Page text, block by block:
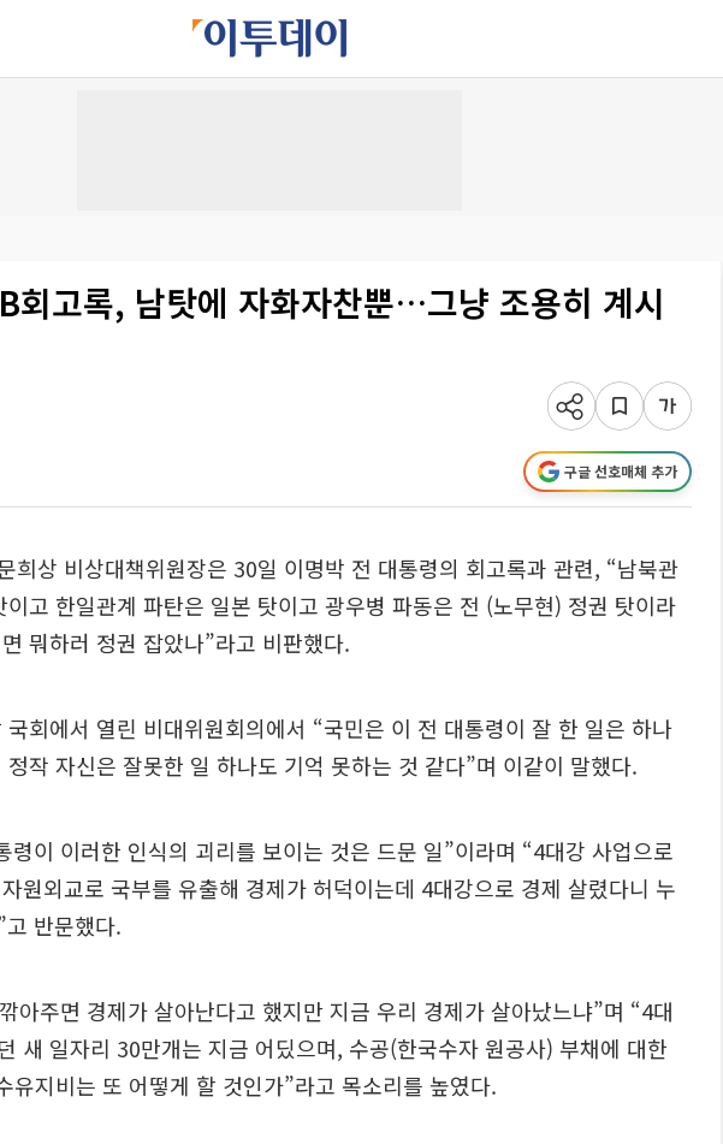
회고록, 남탓에 자화자찬뿐…그냥 조용히 계시
구글 선호매체 추가
희상 비상대책위원장은 30일 이명박 전 대통령의 회고록과 관련, “남북관
고 한일관계 파탄은 일본 탓이고 광우병 파동은 전 (노무현) 정권 탓이라
뭐하러 정권 잡았나”라고 비판했다.
회에서 열린 비대위원회의에서 “국민은 이 전 대통령이 잘 한 일은 하나
작 자신은 잘못한 일 하나도 기억 못하는 것 같다”며 이같이 말했다.
령이 이러한 인식의 괴리를 보이는 것은 드문 일”이라며 “4대강 사업으로
원외교로 국부를 유출해 경제가 허덕이는데 4대강으로 경제 살렸다니 누
반문했다.
아주면 경제가 살아난다고 했지만 지금 우리 경제가 살아났느냐”며 “4대
새 일자리 30만개는 지금 어딨으며, 수공(한국수자 원공사) 부채에 대한
유지비는 또 어떻게 할 것인가”라고 목소리를 높였다.